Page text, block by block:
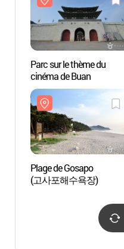
Parc sur le thème du
cinéma de Buan
Plage de Gosapo
(고사포해수욕장)